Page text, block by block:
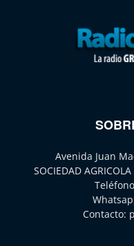
Avenida Juan
SOCIEDAD
Contacto: